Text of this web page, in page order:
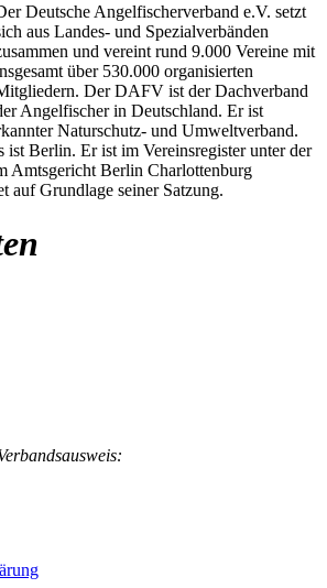
Deutsche Angelfischerverband e.V. setzt
aus Landes- und Spezialverbänden
und vereint rund 9.000 Vereine mit
über 530.000 organisierten
Der DAFV ist der Dachverband
Angelfischer in Deutschland. Er ist
Naturschutz- und Umweltverband.
ist Berlin. Er ist im Vereinsregister unter der
Amtsgericht Berlin Charlottenburg
auf Grundlage seiner Satzung.